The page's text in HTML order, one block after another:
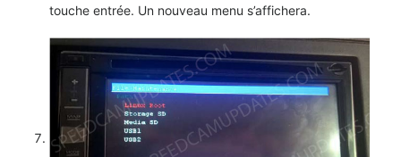
touche entrée. Un nouveau menu s’affichera.